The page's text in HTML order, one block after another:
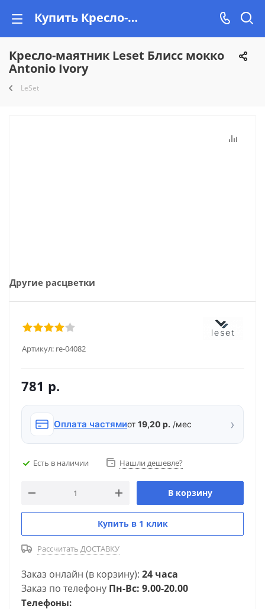
Купить Кресло-маятник Leset Блисс мокко Antonio Ivory в Минске, рассрочка на Vishop.by
Кресло-маятник Leset Блисс мокко
Antonio Ivory
LeSet
Другие расцветки
Артикул: re-04082
781 р.
Оплата частямиот 19,20 р. /мес ›
Есть в наличии Нашли дешевле?
В корзину
Купить в 1 клик
Рассчитать ДОСТАВКУ
Заказ онлайн (в корзину): 24 часа
Заказ по телефону Пн-Вс: 9.00-20.00
Телефоны: